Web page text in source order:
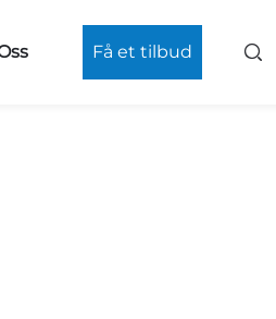
Få et tilbud